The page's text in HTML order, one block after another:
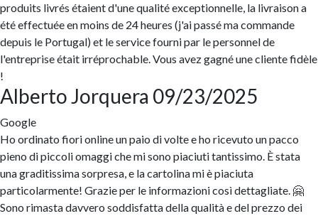
produits livrés étaient d'une qualité exceptionnelle, la livraison a
été effectuée en moins de 24 heures (j'ai passé ma commande
depuis le Portugal) et le service fourni par le personnel de
l'entreprise était irréprochable. Vous avez gagné une cliente fidèle
!
Alberto Jorquera 09/23/2025
Google
Ho ordinato fiori online un paio di volte e ho ricevuto un pacco
pieno di piccoli omaggi che mi sono piaciuti tantissimo. È stata
una graditissima sorpresa, e la cartolina mi è piaciuta
particolarmente! Grazie per le informazioni così dettagliate. 🤗
Sono rimasta davvero soddisfatta della qualità e del prezzo dei